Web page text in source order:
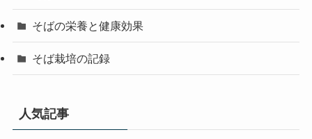
そばの栄養と健康効果
そば栽培の記録
人気記事